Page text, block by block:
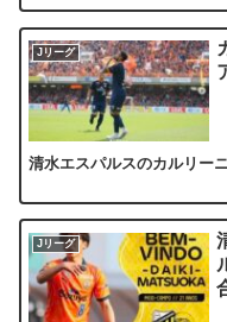
Jリーグ
清水エスパルスのカルリー
Jリーグ